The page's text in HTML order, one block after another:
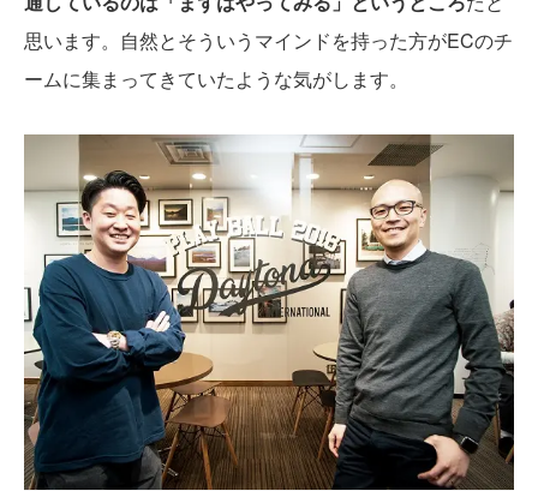
思います。自然とそういうマインドを持った方がECのチ
ームに集まってきていたような気がします。